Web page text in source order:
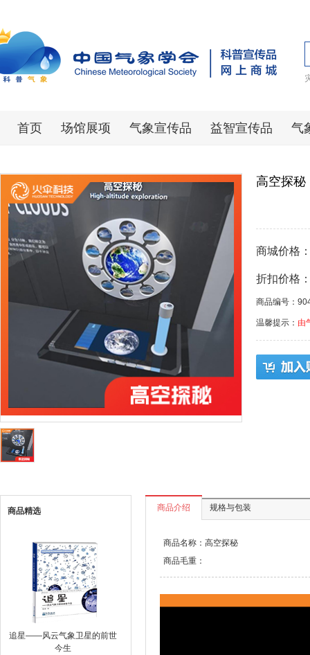
首页 场馆展项 气象宣传品 益智宣传品 气
高空探秘
商城价格
折扣价格
商品编号：
温馨提示： 由
商品精选
追星——风云气象卫星的前世
今生
商品介绍 规格与包装
商品名称：高空探秘
商品毛重：